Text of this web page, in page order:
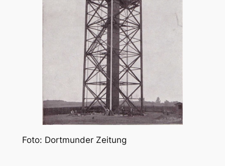
Foto: Dortmunder Zeitung